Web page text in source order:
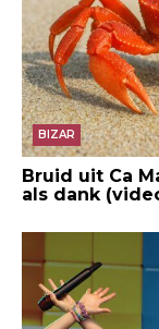
BIZAR
Bruid uit Ca
als dank